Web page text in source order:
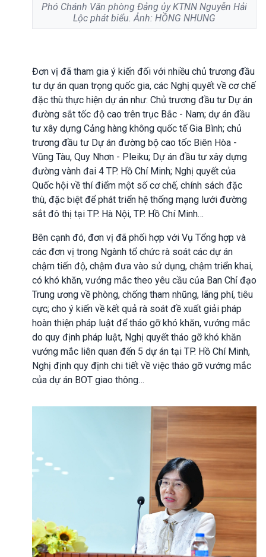
Phó Chánh Văn phòng Đảng ủy KTNN Nguyễn Hải
Lộc phát biểu. Ảnh: HỒNG NHUNG
Đơn vị đã tham gia ý kiến đối với nhiều chủ trương đầu
tư dự án quan trọng quốc gia, các Nghị quyết về cơ chế
đặc thù thực hiện dự án như: Chủ trương đầu tư Dự án
đường sắt tốc độ cao trên trục Bắc - Nam; dự án đầu
tư xây dựng Cảng hàng không quốc tế Gia Bình; chủ
trương đầu tư Dự án đường bộ cao tốc Biên Hòa -
Vũng Tàu, Quy Nhơn - Pleiku; Dự án đầu tư xây dựng
đường vành đai 4 TP. Hồ Chí Minh; Nghị quyết của
Quốc hội về thí điểm một số cơ chế, chính sách đặc
thù, đặc biệt để phát triển hệ thống mạng lưới đường
sắt đô thị tại TP. Hà Nội, TP. Hồ Chí Minh…
Bên cạnh đó, đơn vị đã phối hợp với Vụ Tổng hợp và
các đơn vị trong Ngành tổ chức rà soát các dự án
chậm tiến độ, chậm đưa vào sử dụng, chậm triển khai,
có khó khăn, vướng mắc theo yêu cầu của Ban Chỉ đạo
Trung ương về phòng, chống tham nhũng, lãng phí, tiêu
cực; cho ý kiến về kết quả rà soát đề xuất giải pháp
hoàn thiện pháp luật để tháo gỡ khó khăn, vướng mắc
do quy định pháp luật, Nghị quyết tháo gỡ khó khăn
vướng mắc liên quan đến 5 dự án tại TP. Hồ Chí Minh,
Nghị định quy định chi tiết về việc tháo gỡ vướng mắc
của dự án BOT giao thông…